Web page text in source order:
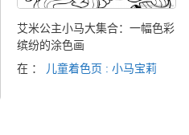
艾米公主小马大集合：一幅色彩
缤纷的涂色画
在 ：
儿童着色页 : 小马宝莉